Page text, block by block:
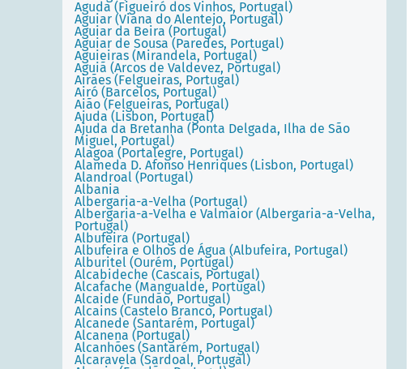
Aguda (Figueiró dos Vinhos, Portugal)
Aguiar (Viana do Alentejo, Portugal)
Aguiar da Beira (Portugal)
Aguiar de Sousa (Paredes, Portugal)
Aguieiras (Mirandela, Portugal)
Aguiã (Arcos de Valdevez, Portugal)
Airães (Felgueiras, Portugal)
Airó (Barcelos, Portugal)
Aião (Felgueiras, Portugal)
Ajuda (Lisbon, Portugal)
Ajuda da Bretanha (Ponta Delgada, Ilha de São
Miguel, Portugal)
Alagoa (Portalegre, Portugal)
Alameda D. Afonso Henriques (Lisbon, Portugal)
Alandroal (Portugal)
Albania
Albergaria-a-Velha (Portugal)
Albergaria-a-Velha e Valmaior (Albergaria-a-Velha,
Portugal)
Albufeira (Portugal)
Albufeira e Olhos de Água (Albufeira, Portugal)
Alburitel (Ourém, Portugal)
Alcabideche (Cascais, Portugal)
Alcafache (Mangualde, Portugal)
Alcaide (Fundão, Portugal)
Alcains (Castelo Branco, Portugal)
Alcanede (Santarém, Portugal)
Alcanena (Portugal)
Alcanhões (Santarém, Portugal)
Alcaravela (Sardoal, Portugal)